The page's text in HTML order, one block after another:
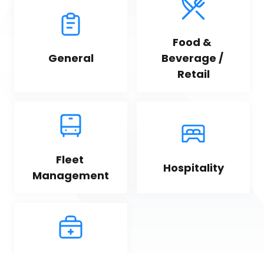
General
Food &
Beverage /
Retail
Fleet
Management
Hospitality